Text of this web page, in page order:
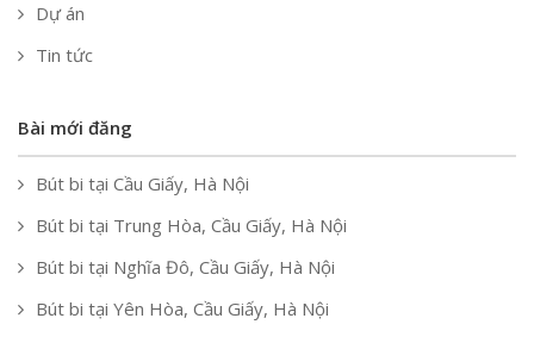
Dự án
Tin tức
Bài mới đăng
Bút bi tại Cầu Giấy, Hà Nội
Bút bi tại Trung Hòa, Cầu Giấy, Hà Nội
Bút bi tại Nghĩa Đô, Cầu Giấy, Hà Nội
Bút bi tại Yên Hòa, Cầu Giấy, Hà Nội